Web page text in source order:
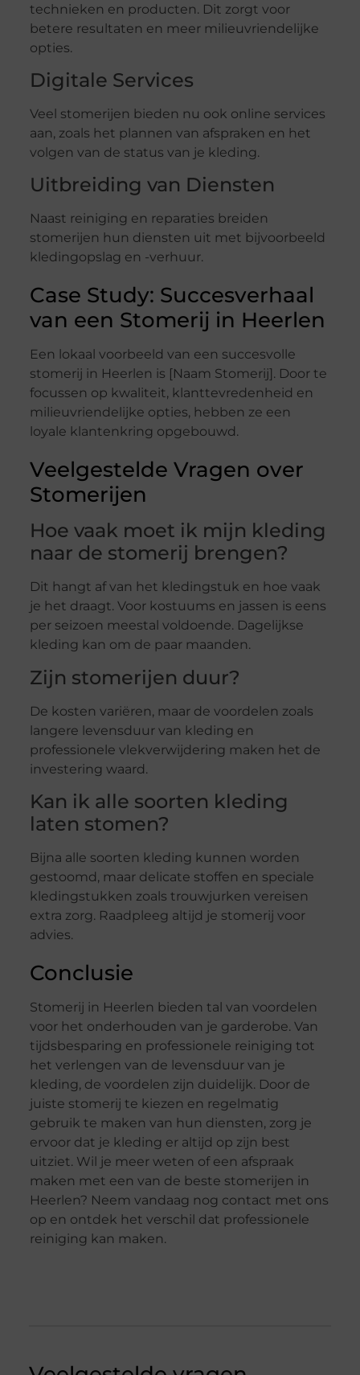
technieken en producten. Dit zorgt voor
betere resultaten en meer milieuvriendelijke
opties.
Digitale Services
Veel stomerijen bieden nu ook online services
aan, zoals het plannen van afspraken en het
volgen van de status van je kleding.
Uitbreiding van Diensten
Naast reiniging en reparaties breiden
stomerijen hun diensten uit met bijvoorbeeld
kledingopslag en -verhuur.
Case Study: Succesverhaal
van een Stomerij in Heerlen
Een lokaal voorbeeld van een succesvolle
stomerij in Heerlen is [Naam Stomerij]. Door te
focussen op kwaliteit, klanttevredenheid en
milieuvriendelijke opties, hebben ze een
loyale klantenkring opgebouwd.
Veelgestelde Vragen over
Stomerijen
Hoe vaak moet ik mijn kleding
naar de stomerij brengen?
Dit hangt af van het kledingstuk en hoe vaak
je het draagt. Voor kostuums en jassen is eens
per seizoen meestal voldoende. Dagelijkse
kleding kan om de paar maanden.
Zijn stomerijen duur?
De kosten variëren, maar de voordelen zoals
langere levensduur van kleding en
professionele vlekverwijdering maken het de
investering waard.
Kan ik alle soorten kleding
laten stomen?
Bijna alle soorten kleding kunnen worden
gestoomd, maar delicate stoffen en speciale
kledingstukken zoals trouwjurken vereisen
extra zorg. Raadpleeg altijd je stomerij voor
advies.
Conclusie
Stomerij in Heerlen bieden tal van voordelen
voor het onderhouden van je garderobe. Van
tijdsbesparing en professionele reiniging tot
het verlengen van de levensduur van je
kleding, de voordelen zijn duidelijk. Door de
juiste stomerij te kiezen en regelmatig
gebruik te maken van hun diensten, zorg je
ervoor dat je kleding er altijd op zijn best
uitziet. Wil je meer weten of een afspraak
maken met een van de beste stomerijen in
Heerlen? Neem vandaag nog contact met ons
op en ontdek het verschil dat professionele
reiniging kan maken.